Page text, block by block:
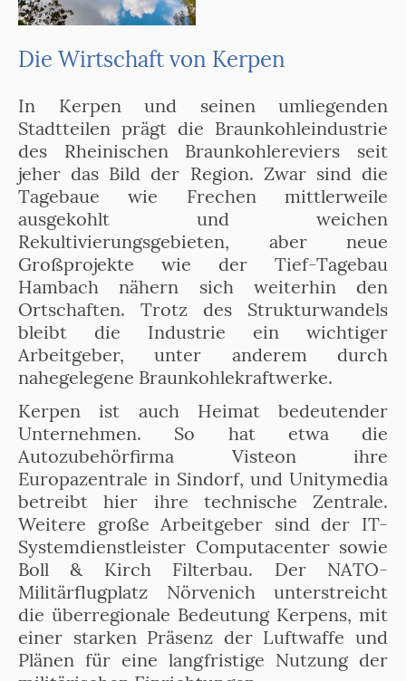
Die Wirtschaft von Kerpen
In Kerpen und seinen umliegenden
Stadtteilen prägt die Braunkohleindustrie
des Rheinischen Braunkohlereviers seit
jeher das Bild der Region. Zwar sind die
Tagebaue wie Frechen mittlerweile
ausgekohlt und weichen
Rekultivierungsgebieten, aber neue
Großprojekte wie der Tief-Tagebau
Hambach nähern sich weiterhin den
Ortschaften. Trotz des Strukturwandels
bleibt die Industrie ein wichtiger
Arbeitgeber, unter anderem durch
nahegelegene Braunkohlekraftwerke.
Kerpen ist auch Heimat bedeutender
Unternehmen. So hat etwa die
Autozubehörfirma Visteon ihre
Europazentrale in Sindorf, und Unitymedia
betreibt hier ihre technische Zentrale.
Weitere große Arbeitgeber sind der IT-
Systemdienstleister Computacenter sowie
Boll & Kirch Filterbau. Der NATO-
Militärflugplatz Nörvenich unterstreicht
die überregionale Bedeutung Kerpens, mit
einer starken Präsenz der Luftwaffe und
Plänen für eine langfristige Nutzung der